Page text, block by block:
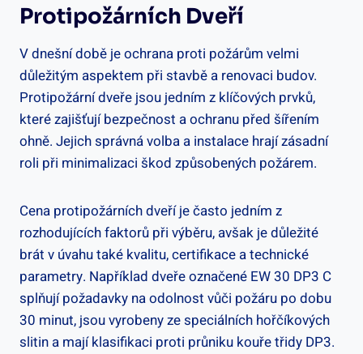
Protipožárních Dveří
V dnešní době je ochrana proti požárům velmi
důležitým aspektem při stavbě a renovaci budov.
Protipožární dveře jsou jedním z klíčových prvků,
které zajišťují bezpečnost a ochranu před šířením
ohně. Jejich správná volba a instalace hrají zásadní
roli při minimalizaci škod způsobených požárem.
Cena protipožárních dveří je často jedním z
rozhodujících faktorů při výběru, avšak je důležité
brát v úvahu také kvalitu, certifikace a technické
parametry. Například dveře označené EW 30 DP3 C
splňují požadavky na odolnost vůči požáru po dobu
30 minut, jsou vyrobeny ze speciálních hořčíkových
slitin a mají klasifikaci proti průniku kouře třidy DP3.